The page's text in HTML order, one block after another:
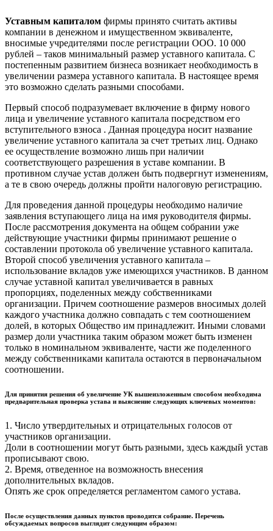
Уставным капиталом фирмы принято считать активы
компании в денежном и имущественном эквиваленте,
вносимые учредителями после регистрации ООО. 10 000
рублей – таков минимальный размер уставного капитала. C
постепенным развитием бизнеса возникает необходимость в
увеличении размера уставного капитала. В настоящее время
это возможно сделать разными способами.
Первый способ подразумевает включение в фирму нового
лица и увеличение уставного капитала посредством его
вступительного взноса . Данная процедура носит название
увеличение уставного капитала за счет третьих лиц. Однако
ее осуществление возможно лишь при наличии
соответствующего разрешения в уставе компании. В
противном случае устав должен быть подвергнут изменениям,
а те в свою очередь должны пройти налоговую регистрацию.
Для проведения данной процедуры необходимо наличие
заявления вступающего лица на имя руководителя фирмы.
После рассмотрения документа на общем собрании уже
действующие участники фирмы принимают решение о
составлении протокола об увеличение уставного капитала.
Второй способ увеличения уставного капитала –
использование вкладов уже имеющихся участников. В данном
случае уставной капитал увеличивается в равных
пропорциях, поделенных между собственниками
организации. Причем соотношение размеров вносимых долей
каждого участника должно совпадать с тем соотношением
долей, в которых Общество им принадлежит. Иными словами
размер доли участника таким образом может быть изменен
только в номинальном эквиваленте, части же поделенного
между собственниками капитала остаются в первоначальном
соотношении.
Для принятия решения об увеличение УК вышеизложенным способом необходима
предварительная проверка устава и выяснение следующих ключевых моментов:
1. Число утвердительных и отрицательных голосов от
участников организации.
Доли в соотношении могут быть разными, здесь каждый устав
прописывают свою.
2. Время, отведенное на возможность внесения
дополнительных вкладов.
Опять же срок определяется регламентом самого устава.
После осуществления данных пунктов проводится собрание. Перечень
обсуждаемых вопросов выглядит следующим образом: